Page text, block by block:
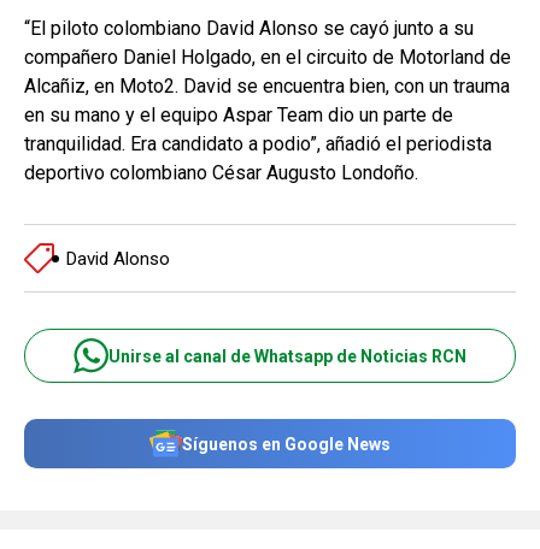
“El piloto colombiano David Alonso se cayó junto a su
compañero Daniel Holgado, en el circuito de Motorland de
Alcañiz, en Moto2. David se encuentra bien, con un trauma
en su mano y el equipo Aspar Team dio un parte de
tranquilidad. Era candidato a podio”, añadió el periodista
deportivo colombiano César Augusto Londoño.
David Alonso
Unirse al canal de Whatsapp de Noticias RCN
Síguenos en Google News